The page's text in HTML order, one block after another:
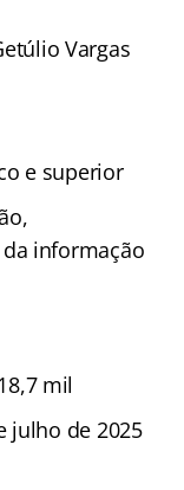
Vargas
e superior
informação
mil
julho de 2025